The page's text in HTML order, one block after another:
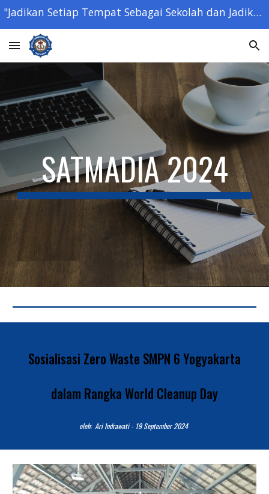
Skip to main content Skip to navigation
"Jadikan Setiap Tempat Sebagai Sekolah dan Jadikan Setiap Orang Sebagai Guru" - Ki Hajar Dewantara -
SATMADIA 2024
Sosialisasi Zero Waste SMPN 6 Yogyakarta
dalam Rangka World Cleanup Day
oleh: Ari Indrawati- 19September 2024